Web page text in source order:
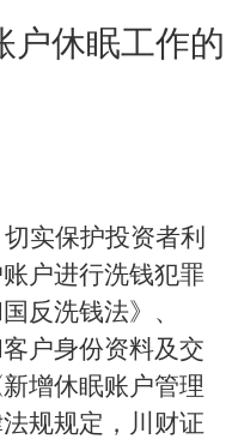
户休眠工作的
实保护投资者利
户进行洗钱犯罪
反洗钱法》、
户身份资料及交
增休眠账户管理
规规定，川财证